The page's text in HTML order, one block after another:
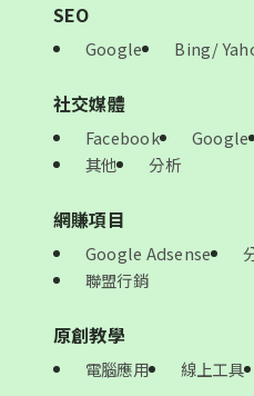
SEO
Google Bing/
社交媒體
Facebook Google
其他
分析
網賺項目
Google Adsense
聯盟行銷
原創教學
電腦應用 線上工具